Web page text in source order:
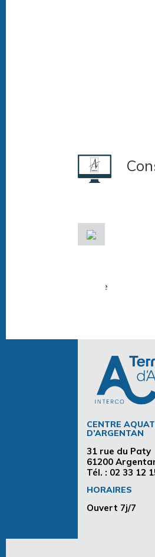
Léger - André Mare
CENTRE
D’ARGENTAN
31 rue du Paty
61200
Tél. : 02 33 12
HORAIRES
Ouvert 7j/7